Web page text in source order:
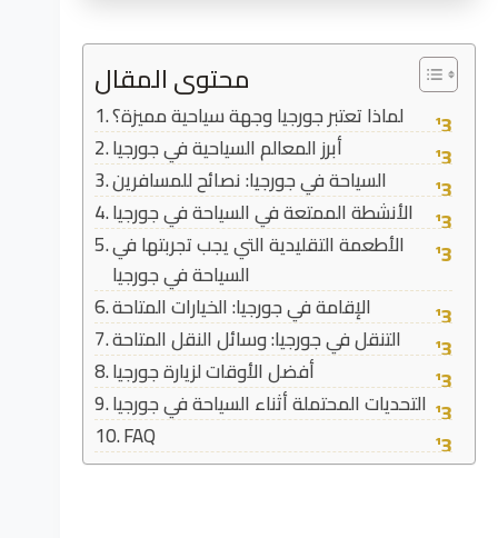
محتوى المقال
لماذا تعتبر جورجيا وجهة سياحية مميزة؟
أبرز المعالم السياحية في جورجيا
السياحة في جورجيا: نصائح للمسافرين
الأنشطة الممتعة في السياحة في جورجيا
الأطعمة التقليدية التي يجب تجربتها في
السياحة في جورجيا
الإقامة في جورجيا: الخيارات المتاحة
التنقل في جورجيا: وسائل النقل المتاحة
أفضل الأوقات لزيارة جورجيا
التحديات المحتملة أثناء السياحة في جورجيا
FAQ